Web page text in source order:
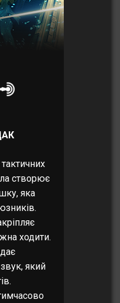
створює
яка
ходити.
який